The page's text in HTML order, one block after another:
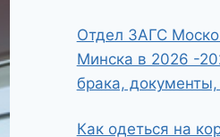
Отдел ЗАГС
Минска в 2026 -
брака, документы,
Как одеться на